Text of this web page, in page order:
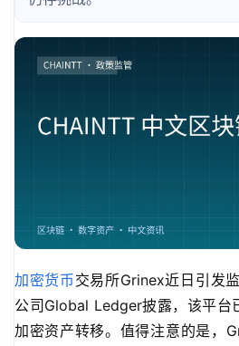
加密货币交易所Grinex近日引发
公司Global Ledger披露，该平台
加密资产转移。值得注意的是，